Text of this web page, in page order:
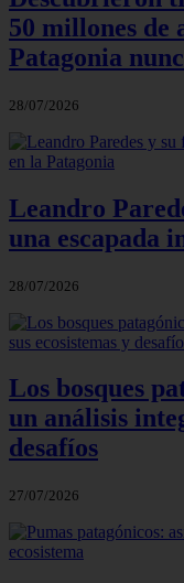
50 millones de
Patagonia
28/07/2026
Leandro
una escapada
28/07/2026
Los bosques
un análisis
desafíos
27/07/2026